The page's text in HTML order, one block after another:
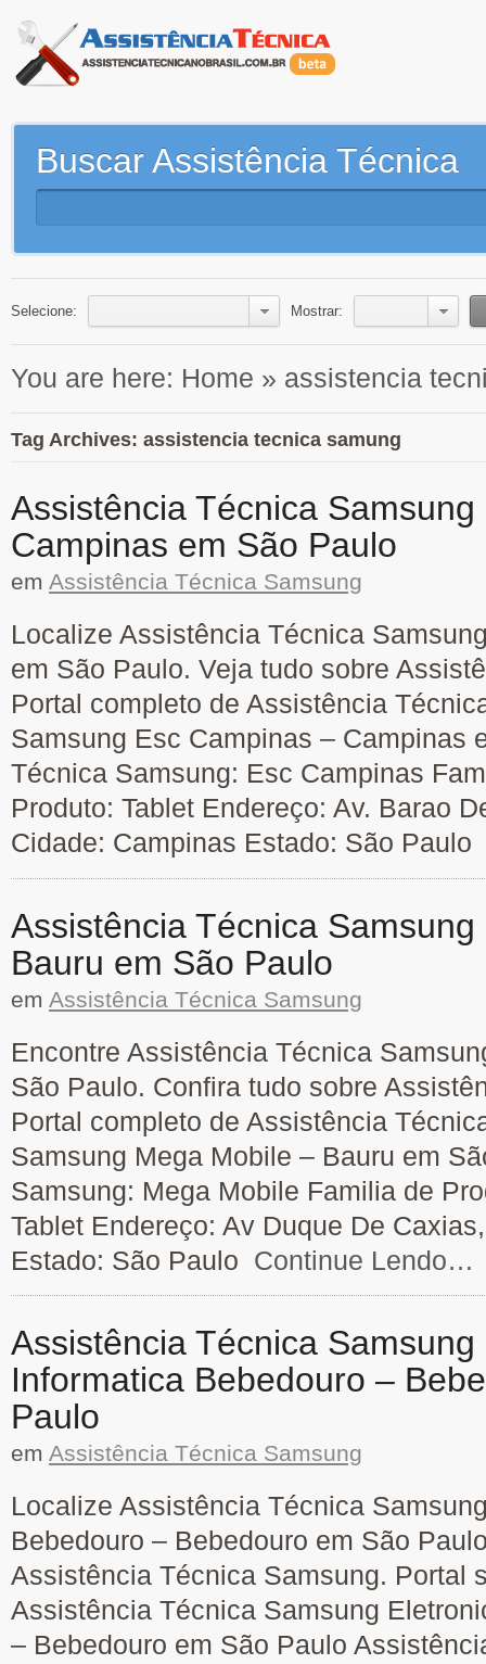
Buscar Assistência Técnica
Selecione: Mostrar:
You are here: Home » assistencia
Tag Archives: assistencia tecnica samung
Assistência Técnica
Campinas em São Paulo
em Assistência Técnica Samsung
Localize Assistência Técnica
em São Paulo. Veja tudo sobre
Portal completo de Assistência
Samsung Esc Campinas – Campinas
Técnica Samsung: Esc Campinas
Produto: Tablet Endereço: Av. Barao
Cidade: Campinas Estado: São Paulo
Assistência Técnica
Bauru em São Paulo
em Assistência Técnica Samsung
Encontre Assistência Técnica
São Paulo. Confira tudo sobre
Portal completo de Assistência
Samsung Mega Mobile – Bauru em
Samsung: Mega Mobile Familia de
Tablet Endereço: Av Duque De
Estado: São Paulo Continue Lendo…
Assistência Técnica
Informatica Bebedouro –
Paulo
em Assistência Técnica Samsung
Localize Assistência Técnica
Bebedouro – Bebedouro em São
Assistência Técnica Samsung. Portal
Assistência Técnica Samsung
– Bebedouro em São Paulo